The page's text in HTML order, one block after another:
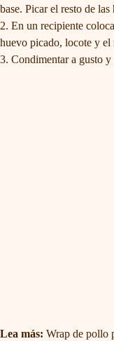
base. Picar el resto de las
En un recipiente
huevo picado, locote y el
Condimentar a gusto y
Lea más: Wrap de pollo